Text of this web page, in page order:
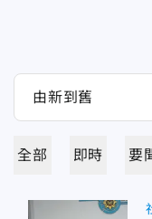
全部 即時 要